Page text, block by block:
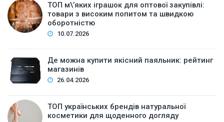
ТОП м\’яких іграшок для оптової закупівлі:
товари з високим попитом та швидкою
оборотністю
10.07.2026
Де можна купити якісний паяльник: рейтинг
магазинів
26.04.2026
ТОП українських брендів натуральної
косметики для щоденного догляду